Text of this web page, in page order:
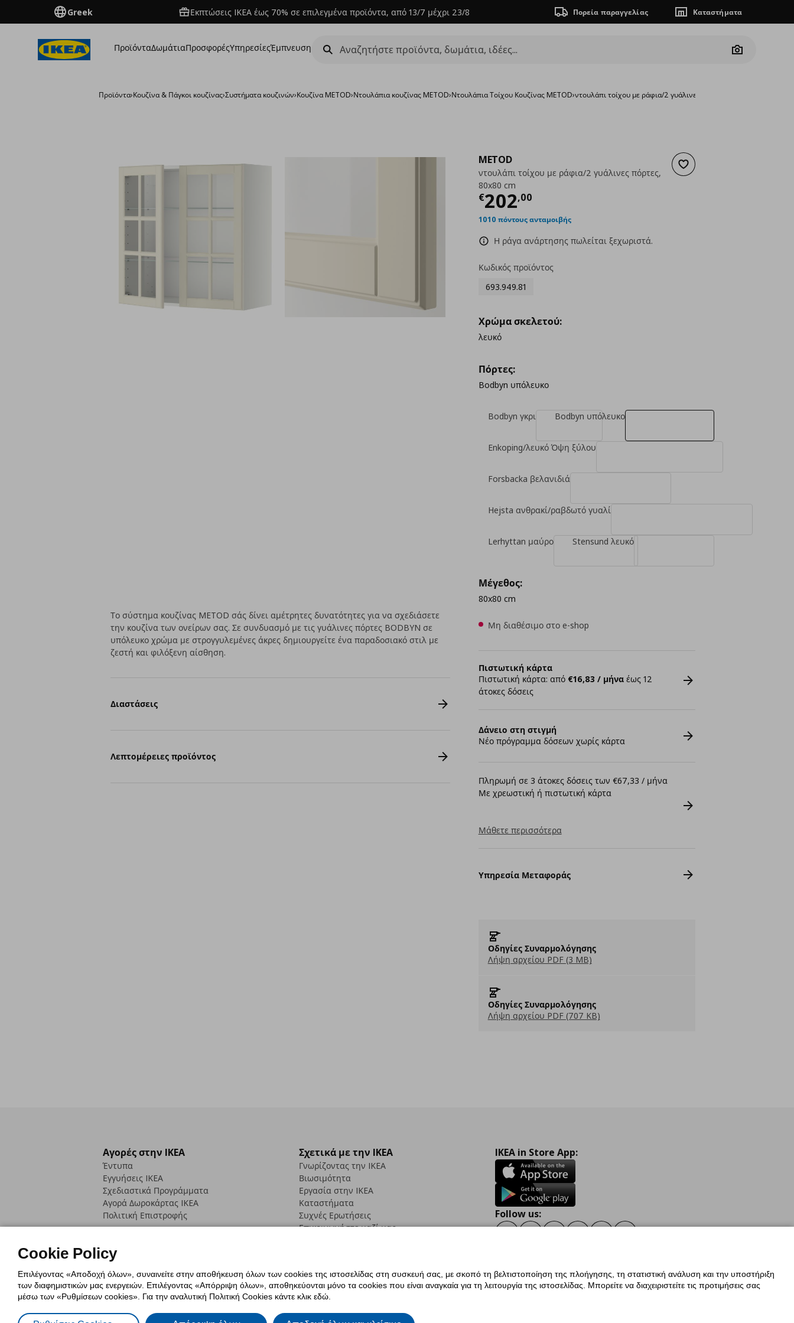
Greek Εκπτώσεις IKEA έως 70% σε επιλεγμένα προϊόντα, από 13/7 μέχρι 23/8 Πορεία παραγγελίας Καταστήματα
ΠροϊόνταΔωμάτιαΠροσφορέςΥπηρεσίεςΈμπνευση
Camera
Προϊόντα›Κουζίνα & Πάγκοι κουζίνας›Συστήματα κουζινών›Κουζίνα METOD›Ντουλάπια κουζίνας METOD›Ντουλάπια Τοίχου Κουζίνας METOD›ντουλάπι τοίχου με ράφια/2 γυάλινες πόρτες, 80x80 cm
Προσθήκη στα αγαπημένα
METOD
ντουλάπι τοίχου με ράφια/2 γυάλινες πόρτες,
80x80 cm
€202,00
Τρέχουσα τιμή
1010 πόντους ανταμοιβής
Η ράγα ανάρτησης πωλείται ξεχωριστά.
Κωδικός προϊόντος
693.949.81
Χρώμα σκελετού:
λευκό
Πόρτες:
Bodbyn υπόλευκο
Bodbyn γκρι Bodbyn υπόλευκο
Enkoping/λευκό Όψη ξύλου
Forsbacka βελανιδιά
Hejsta ανθρακί/ραβδωτό γυαλί
Lerhyttan μαύρο Stensund λευκό
Μέγεθος:
80x80 cm
Μη διαθέσιμο στο e-shop
Πιστωτική κάρτα
Πιστωτική κάρτα: από €16,83 / μήναέως 12
άτοκες δόσεις
Δάνειο στη στιγμή
Νέο πρόγραμμα δόσεων χωρίς κάρτα
Πληρωμή σε 3 άτοκες δόσεις των €67,33 / μήνα
Με χρεωστική ή πιστωτική κάρτα
Μάθετε περισσότερα
Υπηρεσία Μεταφοράς
Οδηγίες Συναρμολόγησης
Λήψη αρχείου PDF (3 MB)
Οδηγίες Συναρμολόγησης
Λήψη αρχείου PDF (707 KB)
Το σύστημα κουζίνας METOD σάς δίνει αμέτρητες δυνατότητες για να σχεδιάσετε
την κουζίνα των ονείρων σας. Σε συνδυασμό με τις γυάλινες πόρτες BODBYN σε
υπόλευκο χρώμα με στρογγυλεμένες άκρες δημιουργείτε ένα παραδοσιακό στιλ με
ζεστή και φιλόξενη αίσθηση.
Διαστάσεις
Λεπτομέρειες προϊόντος
Αγορές στην IKEA
Έντυπα
Εγγυήσεις IKEA
Σχεδιαστικά Προγράμματα
Αγορά Δωρoκάρτας IKEA
Πολιτική Επιστροφής
Σχετικά με την IKEA
Γνωρίζοντας την IKEA
Βιωσιμότητα
Εργασία στην IKEA
Καταστήματα
Συχνές Ερωτήσεις
Επικοινωνήστε μαζί μας
IKEA in Store App:
Follow us:
Πολιτική Cookies Δήλωση ψηφιακής προσβασιμότητας
Γενική Πολιτική Προσωπικών Δεδομένων
Cookie Policy
Επιλέγοντας «Αποδοχή όλων», συναινείτε στην αποθήκευση όλων των cookies της ιστοσελίδας στη συσκευή σας, με σκοπό τη βελτιστοποίηση της πλοήγησης, τη στατιστική ανάλυση και την υποστήριξη
των διαφημιστικών μας ενεργειών. Επιλέγοντας «Απόρριψη όλων», αποθηκεύονται μόνο τα cookies που είναι αναγκαία για τη λειτουργία της ιστοσελίδας. Μπορείτε να διαχειριστείτε τις προτιμήσεις σας
μέσω των «Ρυθμίσεων cookies». Για την αναλυτική Πολιτική Cookies κάντε κλικ εδώ.